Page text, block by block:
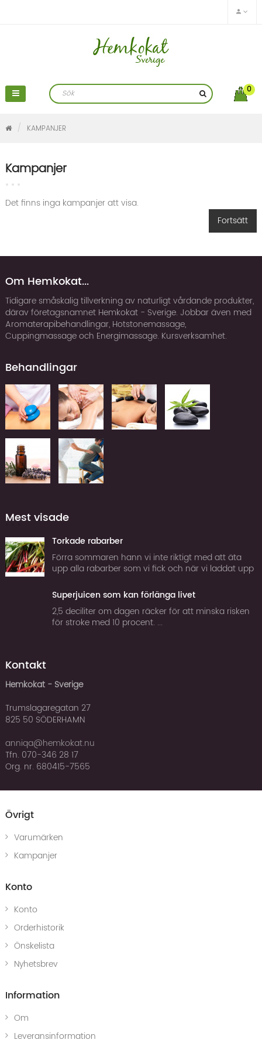
0
KAMPANJER
Kampanjer
Det finns inga kampanjer att visa.
Fortsätt
Om Hemkokat...
Tidigare småskalig tillverkning av naturligt vårdande produkter,
därav företagsnamnet Hemkokat - Sverige. Jobbar även med
Aromaterapibehandlingar, Hotstonemassage,
Cuppingmassage och Energimassage. Kursverksamhet.
Behandlingar
Mest visade
Torkade rabarber
Förra sommaren hann vi inte riktigt med att äta
upp alla rabarber som vi fick och när vi laddat upp
fundera på om man inte kan torka rabarber. Tor...
Superjuicen som kan förlänga livet
2,5 deciliter om dagen räcker för att minska risken
för stroke med 10 procent. ...
Kontakt
Hemkokat - Sverige
Trumslagaregatan 27
825 50 SÖDERHAMN
anniqa@hemkokat.nu
Tfn. 070-346 28 17
Org. nr. 680415-7565
Övrigt
Varumärken
Kampanjer
Konto
Konto
Orderhistorik
Önskelista
Nyhetsbrev
Information
Om
Leveransinformation